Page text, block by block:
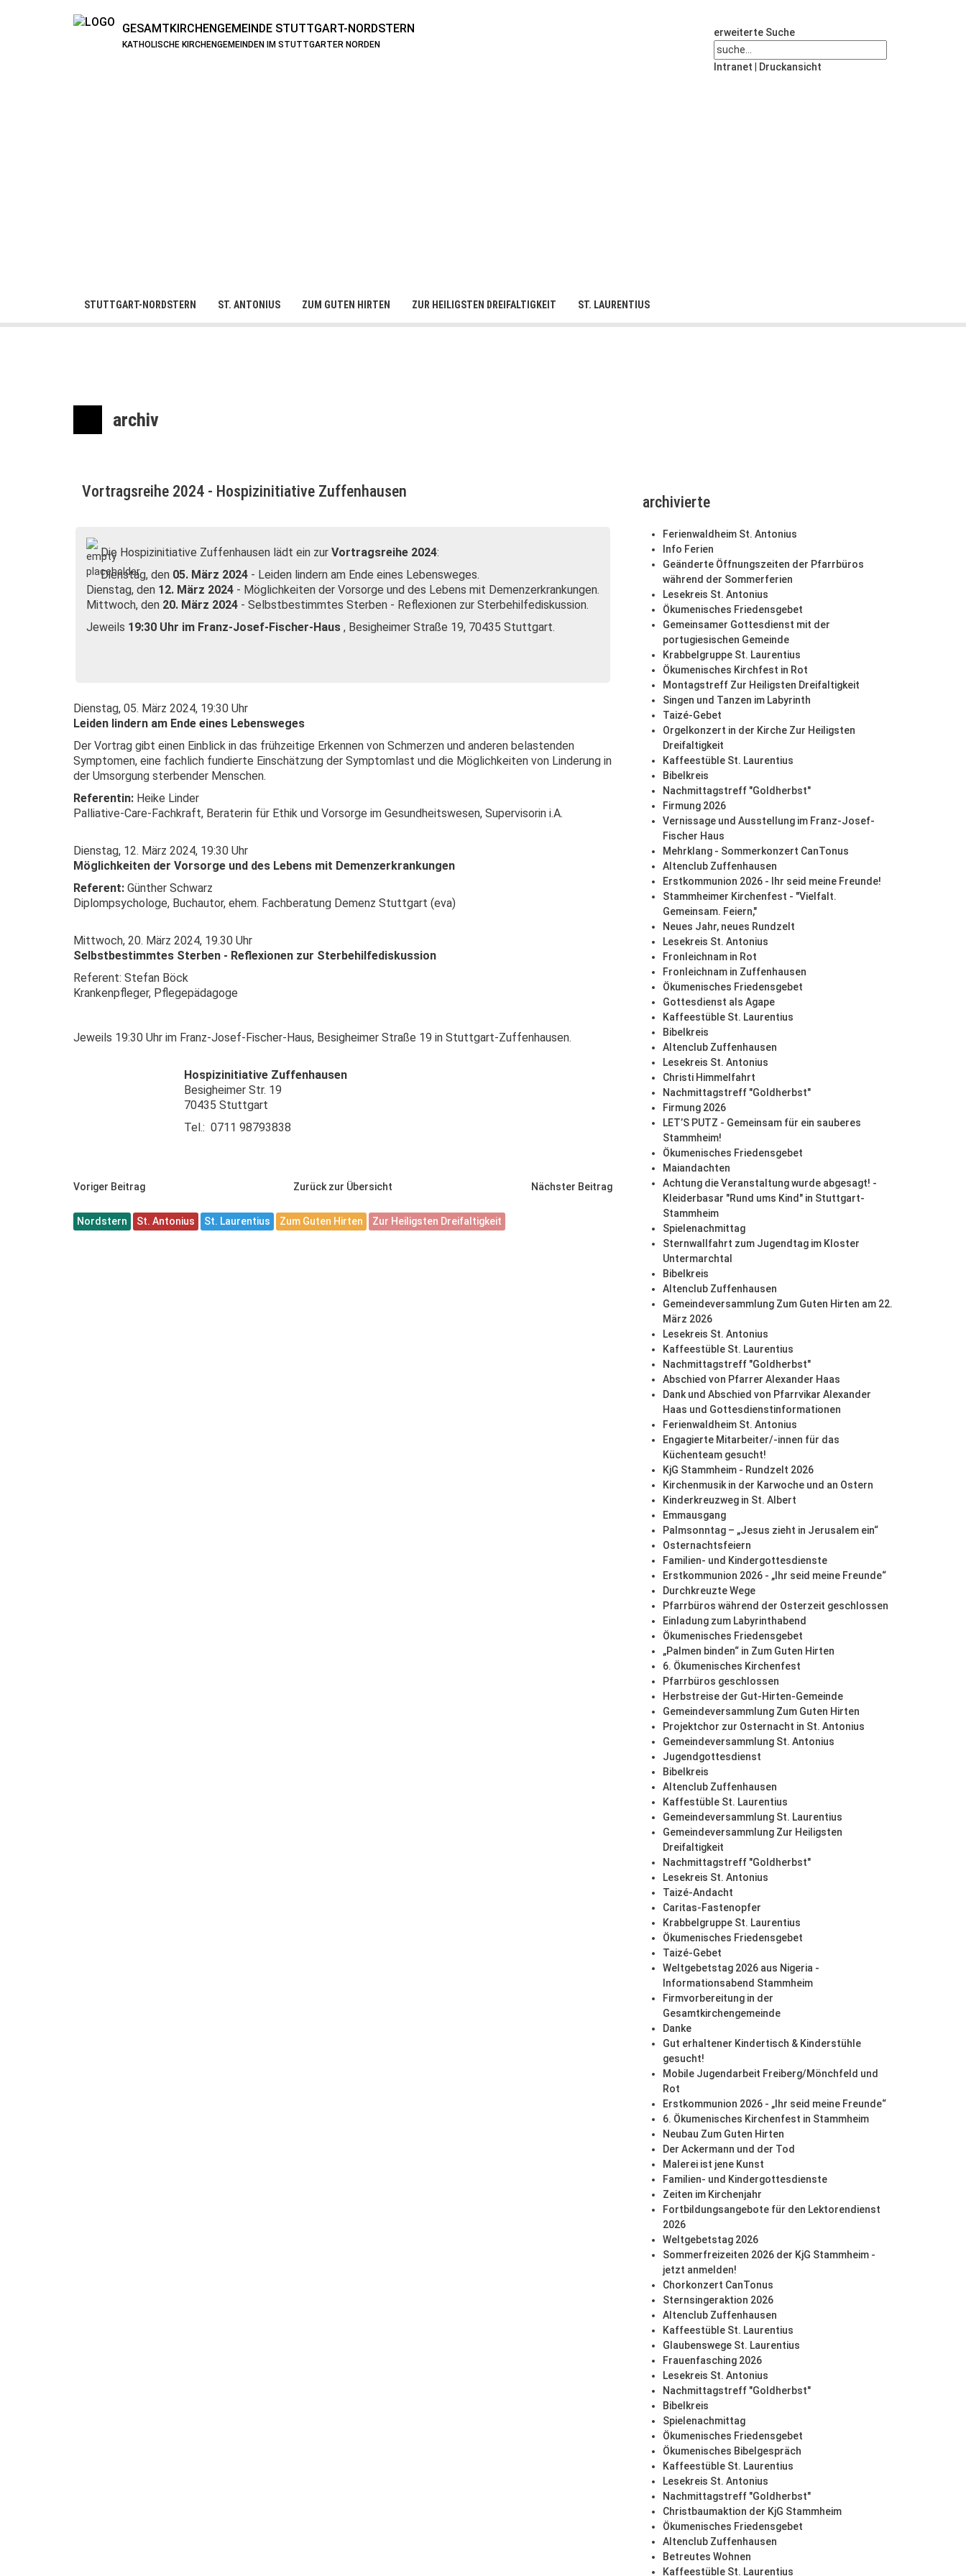
GESAMTKIRCHENGEMEINDE STUTTGART-NORDSTERN
KATHOLISCHE KIRCHENGEMEINDEN IM STUTTGARTER NORDEN
erweiterte Suche
Intranet Druckansicht
STUTTGART-NORDSTERN ST. ANTONIUS ZUM GUTEN HIRTEN ZUR HEILIGSTEN DREIFALTIGKEIT ST. LAURENTIUS
archiv
Vortragsreihe 2024 - Hospizinitiative Zuffenhausen
Die Hospizinitiative Zuffenhausen lädt ein zur Vortragsreihe 2024:
Dienstag, den 05. März 2024 - Leiden lindern am Ende eines Lebensweges.
Dienstag, den 12. März 2024 - Möglichkeiten der Vorsorge und des Lebens mit Demenzerkrankungen.
Mittwoch, den 20. März 2024 - Selbstbestimmtes Sterben - Reflexionen zur Sterbehilfediskussion.
Jeweils 19:30 Uhr im Franz-Josef-Fischer-Haus , Besigheimer Straße 19, 70435 Stuttgart.
Dienstag, 05. März 2024, 19:30 Uhr
Leiden lindern am Ende eines Lebensweges
Der Vortrag gibt einen Einblick in das frühzeitige Erkennen von Schmerzen und anderen belastenden
Symptomen, eine fachlich fundierte Einschätzung der Symptomlast und die Möglichkeiten von Linderung in
der Umsorgung sterbender Menschen.
Referentin: Heike Linder
Palliative-Care-Fachkraft, Beraterin für Ethik und Vorsorge im Gesundheitswesen, Supervisorin i.A.
Dienstag, 12. März 2024, 19:30 Uhr
Möglichkeiten der Vorsorge und des Lebens mit Demenzerkrankungen
Referent: Günther Schwarz
Diplompsychologe, Buchautor, ehem. Fachberatung Demenz Stuttgart (eva)
Mittwoch, 20. März 2024, 19.30 Uhr
Selbstbestimmtes Sterben - Reflexionen zur Sterbehilfediskussion
Referent: Stefan Böck
Krankenpfleger, Pflegepädagoge
Jeweils 19:30 Uhr im Franz-Josef-Fischer-Haus, Besigheimer Straße 19 in Stuttgart-Zuffenhausen.
Hospizinitiative Zuffenhausen
Besigheimer Str. 19
70435 Stuttgart
Tel.: 0711 98793838
Voriger Beitrag Zurück zur Übersicht Nächster Beitrag
Nordstern St. Antonius St. Laurentius Zum Guten Hirten Zur Heiligsten Dreifaltigkeit
archivierte
Ferienwaldheim St. Antonius
Info Ferien
Geänderte Öffnungszeiten der Pfarrbüros
während der Sommerferien
Lesekreis St. Antonius
Ökumenisches Friedensgebet
Gemeinsamer Gottesdienst mit der
portugiesischen Gemeinde
Krabbelgruppe St. Laurentius
Ökumenisches Kirchfest in Rot
Montagstreff Zur Heiligsten Dreifaltigkeit
Singen und Tanzen im Labyrinth
Taizé-Gebet
Orgelkonzert in der Kirche Zur Heiligsten
Dreifaltigkeit
Kaffeestüble St. Laurentius
Bibelkreis
Nachmittagstreff "Goldherbst"
Firmung 2026
Vernissage und Ausstellung im Franz-Josef-
Fischer Haus
Mehrklang - Sommerkonzert CanTonus
Altenclub Zuffenhausen
Erstkommunion 2026 - Ihr seid meine Freunde!
Stammheimer Kirchenfest - "Vielfalt.
Gemeinsam. Feiern,"
Neues Jahr, neues Rundzelt
Lesekreis St. Antonius
Fronleichnam in Rot
Fronleichnam in Zuffenhausen
Ökumenisches Friedensgebet
Gottesdienst als Agape
Kaffeestüble St. Laurentius
Bibelkreis
Altenclub Zuffenhausen
Lesekreis St. Antonius
Christi Himmelfahrt
Nachmittagstreff "Goldherbst"
Firmung 2026
LET’S PUTZ - Gemeinsam für ein sauberes
Stammheim!
Ökumenisches Friedensgebet
Maiandachten
Achtung die Veranstaltung wurde abgesagt! -
Kleiderbasar "Rund ums Kind" in Stuttgart-
Stammheim
Spielenachmittag
Sternwallfahrt zum Jugendtag im Kloster
Untermarchtal
Bibelkreis
Altenclub Zuffenhausen
Gemeindeversammlung Zum Guten Hirten am 22.
März 2026
Lesekreis St. Antonius
Kaffeestüble St. Laurentius
Nachmittagstreff "Goldherbst"
Abschied von Pfarrer Alexander Haas
Dank und Abschied von Pfarrvikar Alexander
Haas und Gottesdienstinformationen
Ferienwaldheim St. Antonius
Engagierte Mitarbeiter/-innen für das
Küchenteam gesucht!
KjG Stammheim - Rundzelt 2026
Kirchenmusik in der Karwoche und an Ostern
Kinderkreuzweg in St. Albert
Emmausgang
Palmsonntag – „Jesus zieht in Jerusalem ein“
Osternachtsfeiern
Familien- und Kindergottesdienste
Erstkommunion 2026 - „Ihr seid meine Freunde“
Durchkreuzte Wege
Pfarrbüros während der Osterzeit geschlossen
Einladung zum Labyrinthabend
Ökumenisches Friedensgebet
„Palmen binden“ in Zum Guten Hirten
6. Ökumenisches Kirchenfest
Pfarrbüros geschlossen
Herbstreise der Gut-Hirten-Gemeinde
Gemeindeversammlung Zum Guten Hirten
Projektchor zur Osternacht in St. Antonius
Gemeindeversammlung St. Antonius
Jugendgottesdienst
Bibelkreis
Altenclub Zuffenhausen
Kaffestüble St. Laurentius
Gemeindeversammlung St. Laurentius
Gemeindeversammlung Zur Heiligsten
Dreifaltigkeit
Nachmittagstreff "Goldherbst"
Lesekreis St. Antonius
Taizé-Andacht
Caritas-Fastenopfer
Krabbelgruppe St. Laurentius
Ökumenisches Friedensgebet
Taizé-Gebet
Weltgebetstag 2026 aus Nigeria -
Informationsabend Stammheim
Firmvorbereitung in der
Gesamtkirchengemeinde
Danke
Gut erhaltener Kindertisch & Kinderstühle
gesucht!
Mobile Jugendarbeit Freiberg/Mönchfeld und
Rot
Erstkommunion 2026 - „Ihr seid meine Freunde“
6. Ökumenisches Kirchenfest in Stammheim
Neubau Zum Guten Hirten
Der Ackermann und der Tod
Malerei ist jene Kunst
Familien- und Kindergottesdienste
Zeiten im Kirchenjahr
Fortbildungsangebote für den Lektorendienst
2026
Weltgebetstag 2026
Sommerfreizeiten 2026 der KjG Stammheim -
jetzt anmelden!
Chorkonzert CanTonus
Sternsingeraktion 2026
Altenclub Zuffenhausen
Kaffeestüble St. Laurentius
Glaubenswege St. Laurentius
Frauenfasching 2026
Lesekreis St. Antonius
Nachmittagstreff "Goldherbst"
Bibelkreis
Spielenachmittag
Ökumenisches Friedensgebet
Ökumenisches Bibelgespräch
Kaffeestüble St. Laurentius
Lesekreis St. Antonius
Nachmittagstreff "Goldherbst"
Christbaumaktion der KjG Stammheim
Ökumenisches Friedensgebet
Altenclub Zuffenhausen
Betreutes Wohnen
Kaffeestüble St. Laurentius